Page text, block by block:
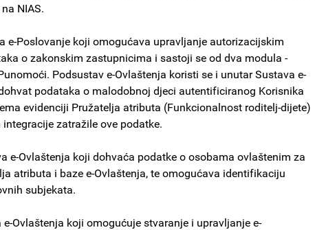
NIAS.
e-Poslovanje koji omogućava upravljanje autorizacijskim
o zakonskim zastupnicima i sastoji se od dva modula -
Podsustav e-Ovlaštenja koristi se i unutar Sustava e-
podataka o malodobnoj djeci autentificiranog Korisnika
evidenciji Pružatelja atributa (Funkcionalnost roditelj-dijete)
zatražile ove podatke.
e-Ovlaštenja koji dohvaća podatke o osobama ovlaštenim za
atributa i baze e-Ovlaštenja, te omogućava identifikaciju
subjekata.
Ovlaštenja koji omogućuje stvaranje i upravljanje e-